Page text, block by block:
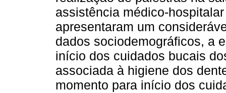
assistência médico-
apresentaram um
dados sociodemográficos, a
início dos cuidados bucais
associada à higiene dos
momento para início dos